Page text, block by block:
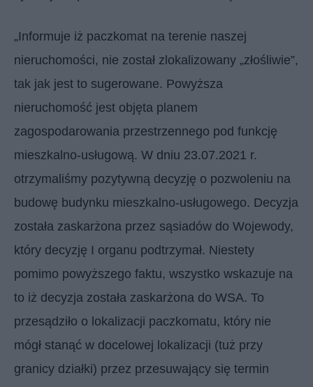
„Informuje iż paczkomat na terenie naszej
nieruchomości, nie został zlokalizowany „złośliwie”,
tak jak jest to sugerowane. Powyższa
nieruchomość jest objęta planem
zagospodarowania przestrzennego pod funkcję
mieszkalno-usługową. W dniu 23.07.2021 r.
otrzymaliśmy pozytywną decyzję o pozwoleniu na
budowę budynku mieszkalno-usługowego. Decyzja
została zaskarżona przez sąsiadów do Wojewody,
który decyzję I organu podtrzymał. Niestety
pomimo powyższego faktu, wszystko wskazuje na
to iż decyzja została zaskarżona do WSA. To
przesądziło o lokalizacji paczkomatu, który nie
mógł stanąć w docelowej lokalizacji (tuż przy
granicy działki) przez przesuwający się termin